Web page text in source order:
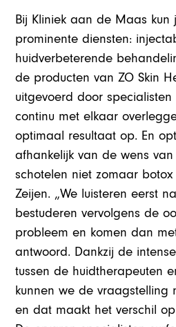
Bij Kliniek aan de Maas kun
prominente diensten:
huidverbeterende
de producten van ZO Skin
uitgevoerd door
continu met elkaar
optimaal resultaat op. En
afhankelijk van de wens
schotelen niet zomaar
Zeijen. „We luisteren eerst
bestuderen vervolgens de
probleem en komen dan
antwoord. Dankzij de
tussen de huidtherapeuten
kunnen we de vraagstelling
en dat maakt het verschil